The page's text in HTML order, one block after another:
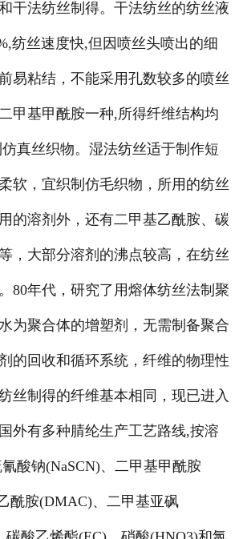
干法纺丝制得。干法纺丝的纺丝液
纺丝速度快,但因喷丝头喷出的细
易粘结，不能采用孔数较多的喷丝
甲基甲酰胺一种,所得纤维结构均
真丝织物。湿法纺丝适于制作短
软，宜织制仿毛织物，所用的纺丝
的溶剂外，还有二甲基乙酰胺、碳
，大部分溶剂的沸点较高，在纺丝
80年代，研究了用熔体纺丝法制聚
为聚合体的增塑剂，无需制备聚合
的回收和循环系统，纤维的物理性
丝制得的纤维基本相同，现已进入
外有多种腈纶生产工艺路线,按溶
酸钠(NaSCN)、二甲基甲酰胺
酰胺(DMAC)、二甲基亚砜